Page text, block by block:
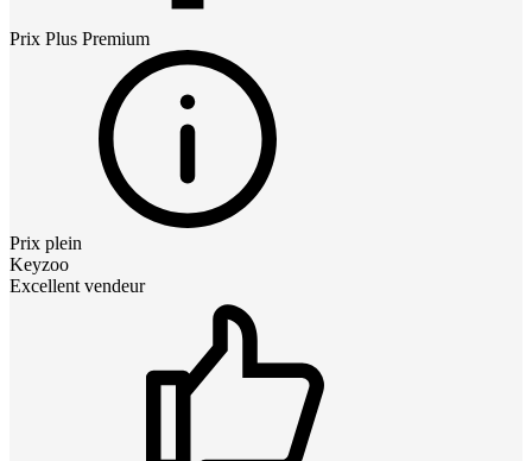
Prix Plus Premium
Prix plein
Keyzoo
Excellent vendeur